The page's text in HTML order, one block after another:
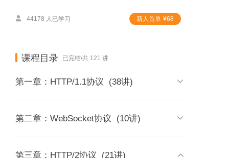
 44178 人已学习 新⼈⾸单 ¥68
课程目录 已完结/共 121 讲
第一章：HTTP/1.1协议 (38讲) 
01 | 课程介绍
02 | 内容综述
第二章：WebSocket协议 (10讲) 
39 | Wireshark的捕获过滤器
第三章：HTTP/2协议 (21讲) 